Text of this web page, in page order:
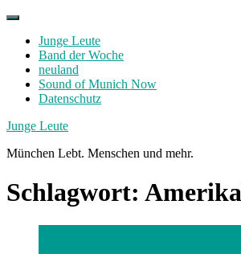
Skip
contentJunge Leute
Band der Woche
neuland
Sound of Munich Now
Datenschutz
Facebook
Twitter
Instagram
Junge Leute
München Lebt. Menschen und mehr.
Schlagwort: